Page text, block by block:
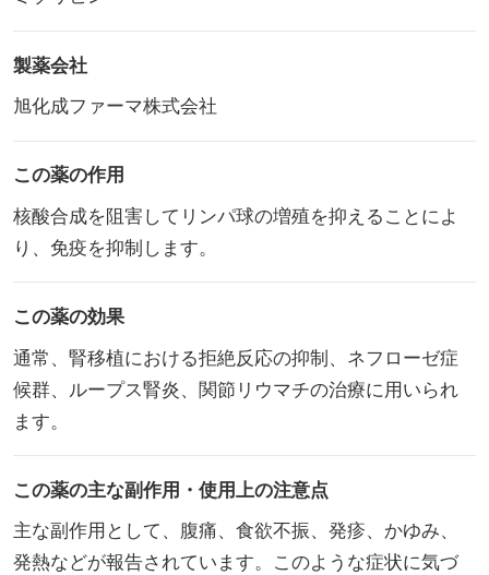
製薬会社
旭化成ファーマ株式会社
この薬の作用
核酸合成を阻害してリンパ球の増殖を抑えることによ
り、免疫を抑制します。
この薬の効果
通常、腎移植における拒絶反応の抑制、ネフローゼ症
候群、ループス腎炎、関節リウマチの治療に用いられ
ます。
この薬の主な副作用・使用上の注意点
主な副作用として、腹痛、食欲不振、発疹、かゆみ、
発熱などが報告されています。このような症状に気づ